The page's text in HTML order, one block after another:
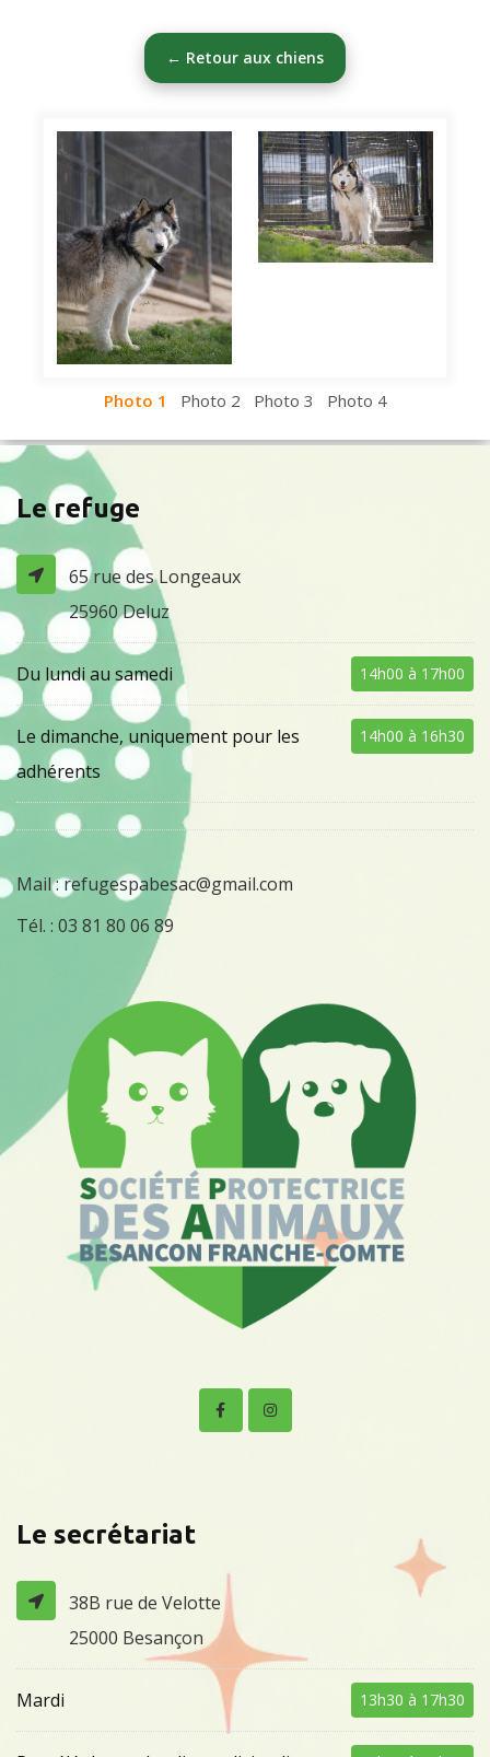
← Retour aux chiens
Photo 1 Photo 2 Photo 3 Photo 4
Le refuge
65 rue des Longeaux
25960 Deluz
Du lundi au samedi 14h00 à 17h00
Le dimanche, uniquement pour les
adhérents
14h00 à 16h30
Mail :refugespabesac@gmail.com
Tél. : 03 81 80 06 89
Le secrétariat
38B rue de Velotte
25000 Besançon
Mardi 13h30 à 17h30